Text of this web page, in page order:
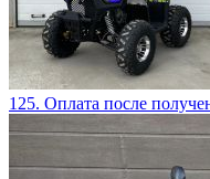
125. Оплата после